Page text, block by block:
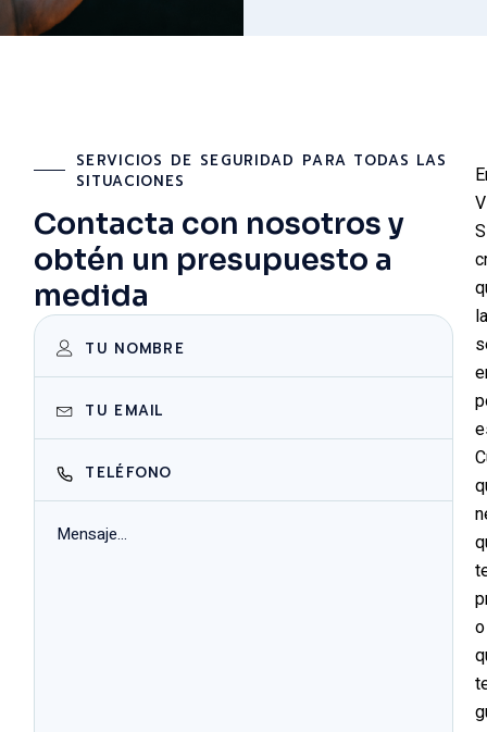
SERVICIOS DE SEGURIDAD PARA TODAS LAS
SITUACIONES
Contacta con nosotros y
obtén un presupuesto a
medida
la
o